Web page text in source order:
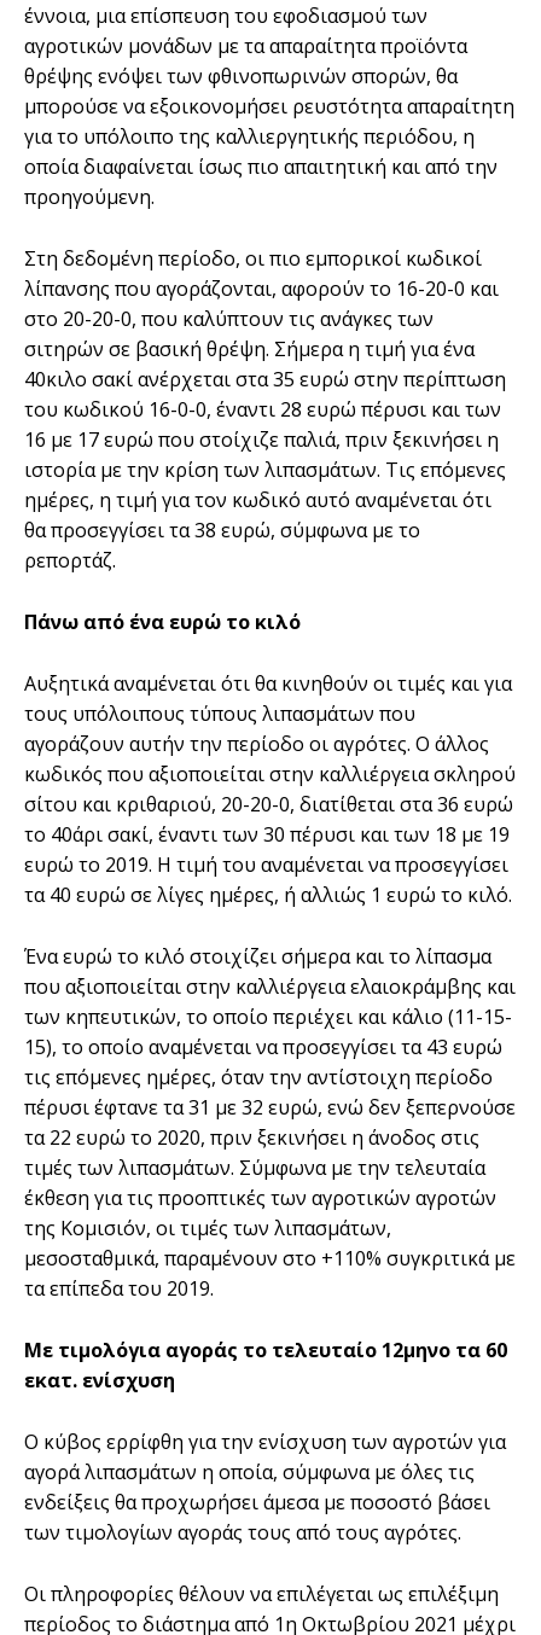
έννοια, µια επίσπευση του εφοδιασµού των
αγροτικών µονάδων µε τα απαραίτητα προϊόντα
θρέψης ενόψει των φθινοπωρινών σπορών, θα
µπορούσε να εξοικονοµήσει ρευστότητα απαραίτητη
για το υπόλοιπο της καλλιεργητικής περιόδου, η
οποία διαφαίνεται ίσως πιο απαιτητική και από την
προηγούµενη.
Στη δεδοµένη περίοδο, οι πιο εµπορικοί κωδικοί
λίπανσης που αγοράζονται, αφορούν το 16-20-0 και
στο 20-20-0, που καλύπτουν τις ανάγκες των
σιτηρών σε βασική θρέψη. Σήµερα η τιµή για ένα
40κιλο σακί ανέρχεται στα 35 ευρώ στην περίπτωση
του κωδικού 16-0-0, έναντι 28 ευρώ πέρυσι και των
16 µε 17 ευρώ που στοίχιζε παλιά, πριν ξεκινήσει η
ιστορία µε την κρίση των λιπασµάτων. Τις επόµενες
ηµέρες, η τιµή για τον κωδικό αυτό αναµένεται ότι
θα προσεγγίσει τα 38 ευρώ, σύµφωνα µε το
ρεπορτάζ.
Πάνω από ένα ευρώ το κιλό
Αυξητικά αναµένεται ότι θα κινηθούν οι τιµές και για
τους υπόλοιπους τύπους λιπασµάτων που
αγοράζουν αυτήν την περίοδο οι αγρότες. Ο άλλος
κωδικός που αξιοποιείται στην καλλιέργεια σκληρού
σίτου και κριθαριού, 20-20-0, διατίθεται στα 36 ευρώ
το 40άρι σακί, έναντι των 30 πέρυσι και των 18 µε 19
ευρώ το 2019. Η τιµή του αναµένεται να προσεγγίσει
τα 40 ευρώ σε λίγες ηµέρες, ή αλλιώς 1 ευρώ το κιλό.
Ένα ευρώ το κιλό στοιχίζει σήµερα και το λίπασµα
που αξιοποιείται στην καλλιέργεια ελαιοκράµβης και
των κηπευτικών, το οποίο περιέχει και κάλιο (11-15-
15), το οποίο αναµένεται να προσεγγίσει τα 43 ευρώ
τις επόµενες ηµέρες, όταν την αντίστοιχη περίοδο
πέρυσι έφτανε τα 31 µε 32 ευρώ, ενώ δεν ξεπερνούσε
τα 22 ευρώ το 2020, πριν ξεκινήσει η άνοδος στις
τιµές των λιπασµάτων. Σύµφωνα µε την τελευταία
έκθεση για τις προοπτικές των αγροτικών αγροτών
της Κοµισιόν, οι τιµές των λιπασµάτων,
µεσοσταθµικά, παραµένουν στο +110% συγκριτικά µε
τα επίπεδα του 2019.
Με τιµολόγια αγοράς το τελευταίο 12µηνο τα 60
εκατ. ενίσχυση
Ο κύβος ερρίφθη για την ενίσχυση των αγροτών για
αγορά λιπασµάτων η οποία, σύµφωνα µε όλες τις
ενδείξεις θα προχωρήσει άµεσα µε ποσοστό βάσει
των τιµολογίων αγοράς τους από τους αγρότες.
Οι πληροφορίες θέλουν να επιλέγεται ως επιλέξιµη
περίοδος το διάστηµα από 1η Οκτωβρίου 2021 µέχρι